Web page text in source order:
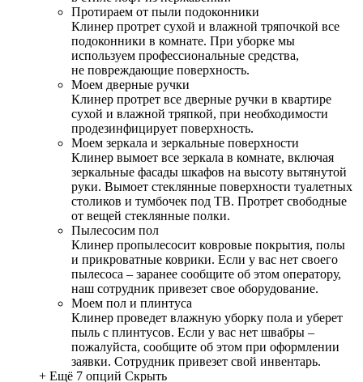
Протираем от пыли подоконники
Клинер протрет сухой и влажной тряпочкой все
подоконники в комнате. При уборке мы
используем профессиональные средства,
не повреждающие поверхность.
Моем дверные ручки
Клинер протрет все дверные ручки в квартире
сухой и влажной тряпкой, при необходимости
продезинфицирует поверхность.
Моем зеркала и зеркальные поверхности
Клинер вымоет все зеркала в комнате, включая
зеркальные фасады шкафов на высоту вытянутой
руки. Вымоет стеклянные поверхности туалетных
столиков и тумбочек под ТВ. Протрет свободные
от вещей стеклянные полки.
Пылесосим пол
Клинер пропылесосит ковровые покрытия, полы
и прикроватные коврики. Если у вас нет своего
пылесоса – заранее сообщите об этом оператору,
наш сотрудник привезет свое оборудование.
Моем пол и плинтуса
Клинер проведет влажную уборку пола и уберет
пыль с плинтусов. Если у вас нет швабры –
пожалуйста, сообщите об этом при оформлении
заявки. Сотрудник привезет свой инвентарь.
+ Ещё 7 опций Скрыть